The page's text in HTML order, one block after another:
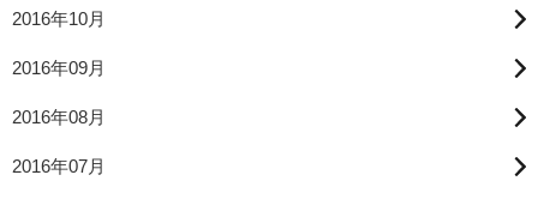
2016年10月
2016年09月
2016年08月
2016年07月